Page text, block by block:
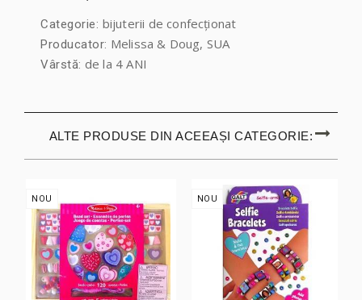
Categorie: bijuterii de confecționat
Producator: Melissa & Doug, SUA
Vârstă: de la 4 ANI
ALTE PRODUSE DIN ACEEAȘI CATEGORIE:
NOU NOU